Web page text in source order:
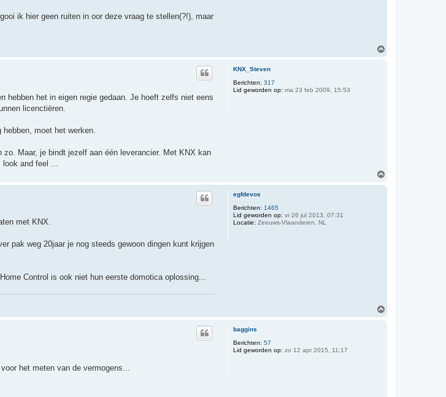
ik hier geen ruiten in oor deze vraag te stellen(?!), maar
KNX_Steven
Berichten: 317
Lid geworden op: ma 23 feb 2009, 15:53
hebben het in eigen regie gedaan. Je hoeft zelfs niet eens
licenctiëren.
moet het werken.
Maar, je bindt jezelf aan één leverancier. Met KNX kan
and feel ...
egfdevos
Berichten: 1465
Lid geworden op: vr 26 jul 2013, 07:31
Locatie: Zeeuws-Vlaanderen, NL
met KNX.
pak weg 20jaar je nog steeds gewoon dingen kunt krijgen
Control is ook niet hun eerste domotica oplossing...
baggins
Berichten: 57
Lid geworden op: zo 12 apr 2015, 11:17
het meten van de vermogens...